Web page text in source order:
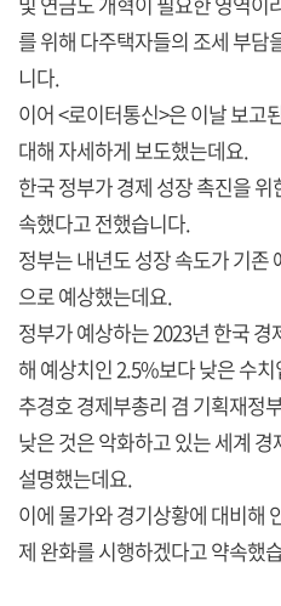
를 위해 다주택자들의 조세 부담
니다.
이어 <로이터통신>은 이날 보고
대해 자세하게 보도했는데요.
한국 정부가 경제 성장 촉진을
속했다고 전했습니다.
정부는 내년도 성장 속도가 기존
으로 예상했는데요.
정부가 예상하는 2023년 한국
해 예상치인 2.5%보다 낮은 수
추경호 경제부총리 겸 기획재정
낮은 것은 악화하고 있는 세계
설명했는데요.
이에 물가와 경기상황에 대비해
제 완화를 시행하겠다고 약속했